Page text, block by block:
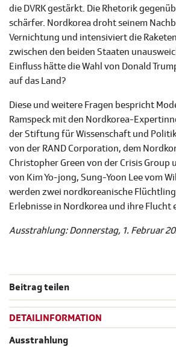
die DVRK gestärkt. Die Rhetorik
schärfer. Nordkorea droht seinem
Vernichtung und intensiviert die
zwischen den beiden Staaten
Einfluss hätte die Wahl von Donald
auf das Land?
Diese und weitere Fragen bespricht
Ramspeck mit den Nordkorea-
der Stiftung für Wissenschaft und
von der RAND Corporation, dem
Christopher Green von der Crisis Group
von Kim Yo-jong, Sung-Yoon Lee vom
werden zwei nordkoreanische
Erlebnisse in Nordkorea und ihre Flucht
Ausstrahlung: Donnerstag, 1. Februar
Beitrag teilen
DETAILINFORMATION
Ausstrahlung